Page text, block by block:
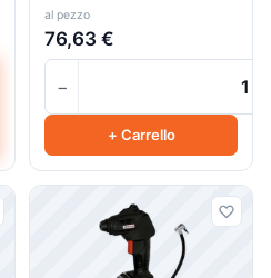
al pezzo
76,63 €
−
+ Carrello